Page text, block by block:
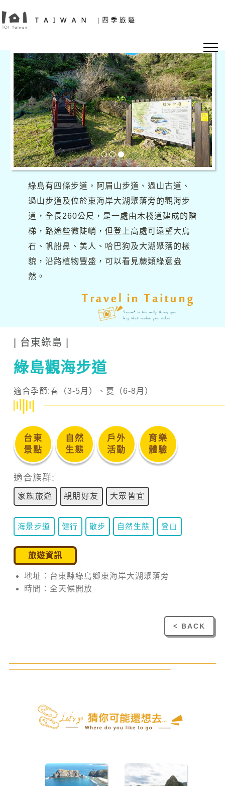
綠島有四條步道，阿眉山步道、過山古道、
過山步道及位於東海岸大湖聚落旁的觀海步
道，全長260公尺，是一處由木棧道建成的階
梯，路途些微陡峭，但登上高處可遠望大鳥
石、帆船鼻、美人、哈巴狗及大湖聚落的樣
貌，沿路植物豐盛，可以看見蕨類綠意盎
然。
| 台東綠島 |
綠島觀海步道
適合季節:春（3-5月）、夏（6-8月）
台東
景點
自然
生態
戶外
活動
育樂
體驗
適合族群:
家族旅遊 親朋好友 大眾皆宜
海景步道 健行 散步 自然生態 登山
旅遊資訊
地址：台東縣綠島鄉東海岸大湖聚落旁
時間：全天候開放
< BACK